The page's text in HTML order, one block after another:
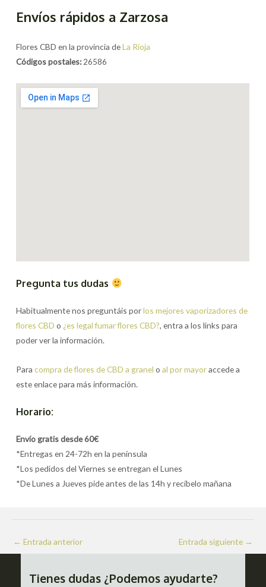
Envíos rápidos a Zarzosa
Flores CBD en la provincia deLa Rioja
Códigos postales: 26586
Pregunta tus dudas
Habitualmente nos preguntáis porlos mejores vaporizadores de
flores CBD o ¿es legal fumar flores CBD?, entra a los links para
poder ver la información.
Paracompra de flores de CBD a granel oal por mayoraccede a
este enlace para más información.
Horario:
Envío gratis desde 60€
*Entregas en 24-72h en la península
*Los pedidos del Viernes se entregan el Lunes
*De Lunes a Jueves pide antes de las 14h y recíbelo mañana
Navegación
de
← Entrada anterior Entrada siguiente →
Tienes dudas ¿Podemos ayudarte?